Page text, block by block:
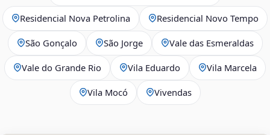
Residencial Nova Petrolina Residencial Novo Tempo
São Gonçalo São Jorge Vale das Esmeraldas
Vale do Grande Rio Vila Eduardo Vila Marcela
Vila Mocó Vivendas